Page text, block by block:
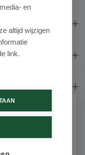
en
altijd wijzigen
link.
en persoonlijk